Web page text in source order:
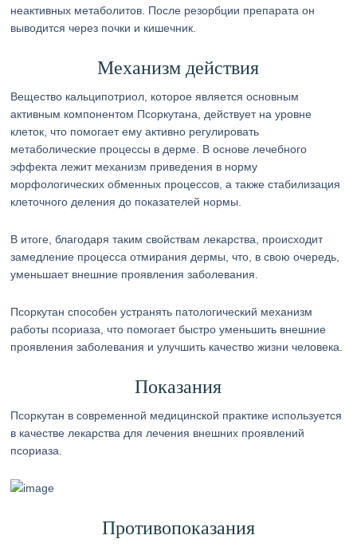
неактивных метаболитов. После резорбции препарата он
выводится через почки и кишечник.
Механизм действия
Вещество кальципотриол, которое является основным
активным компонентом Псоркутана, действует на уровне
клеток, что помогает ему активно регулировать
метаболические процессы в дерме. В основе лечебного
эффекта лежит механизм приведения в норму
морфологических обменных процессов, а также стабилизация
клеточного деления до показателей нормы.
В итоге, благодаря таким свойствам лекарства, происходит
замедление процесса отмирания дермы, что, в свою очередь,
уменьшает внешние проявления заболевания.
Псоркутан способен устранять патологический механизм
работы псориаза, что помогает быстро уменьшить внешние
проявления заболевания и улучшить качество жизни человека.
Показания
Псоркутан в современной медицинской практике используется
в качестве лекарства для лечения внешних проявлений
псориаза.
Противопоказания